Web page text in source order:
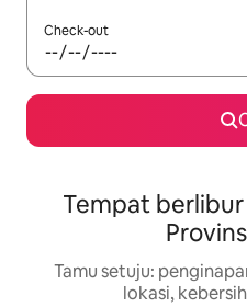
Check-out
Tempat
Tamu setuju:
lokasi,